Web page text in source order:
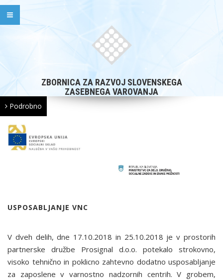
ZBORNICA ZA RAZVOJ SLOVENSKEGA
ZASEBNEGA VAROVANJA
Podrobno
USPOSABLJANJE VNC
V dveh delih, dne 17.10.2018 in 25.10.2018 je v prostorih
partnerske družbe Prosignal d.o.o. potekalo strokovno,
visoko tehnično in poklicno zahtevno dodatno usposabljanje
za zaposlene v varnostno nadzornih centrih. V grobem,